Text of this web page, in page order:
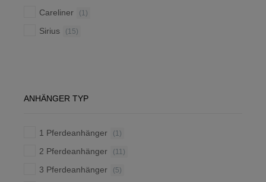
Careliner (1)
Sirius (15)
ANHÄNGER TYP
1 Pferdeanhänger (1)
2 Pferdeanhänger (11)
3 Pferdeanhänger (5)